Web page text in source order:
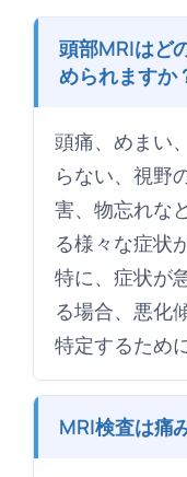
頭部MRIはど
められますか
頭痛、めまい
らない、視野
害、物忘れな
る様々な症状
特に、症状が
る場合、悪化
特定するため
MRI検査は痛